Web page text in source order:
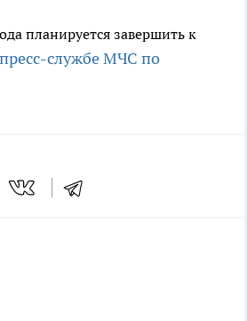
планируется завершить к
пресс-службе МЧС по